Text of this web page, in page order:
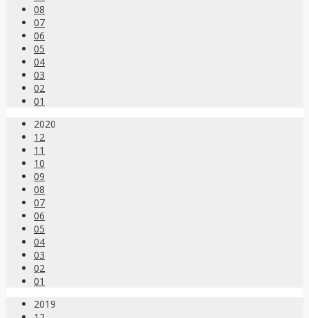
08
07
06
05
04
03
02
01
2020
12
11
10
09
08
07
06
05
04
03
02
01
2019